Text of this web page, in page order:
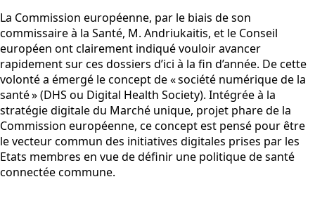
La Commission européenne, par le biais de son
commissaire à la Santé, M. Andriukaitis, et le Conseil
européen ont clairement indiqué vouloir avancer
rapidement sur ces dossiers d’ici à la fin d’année. De cette
volonté a émergé le concept de « société numérique de la
santé » (DHS ou Digital Health Society). Intégrée à la
stratégie digitale du Marché unique, projet phare de la
Commission européenne, ce concept est pensé pour être
le vecteur commun des initiatives digitales prises par les
Etats membres en vue de définir une politique de santé
connectée commune.